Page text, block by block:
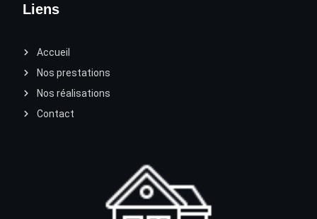
Liens
Accueil
Nos prestations
Nos réalisations
Contact